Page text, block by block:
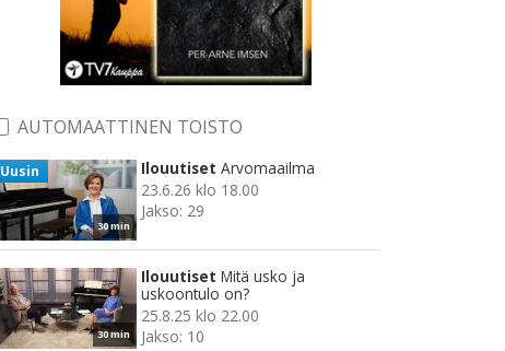
AUTOMAATTINEN TOISTO
30 min
Uusin Ilouutiset Arvomaailma
23.6.26 klo 18.00
Jakso: 29
30 min
Ilouutiset Mitä usko ja
uskoontulo on?
25.8.25 klo 22.00
Jakso: 10